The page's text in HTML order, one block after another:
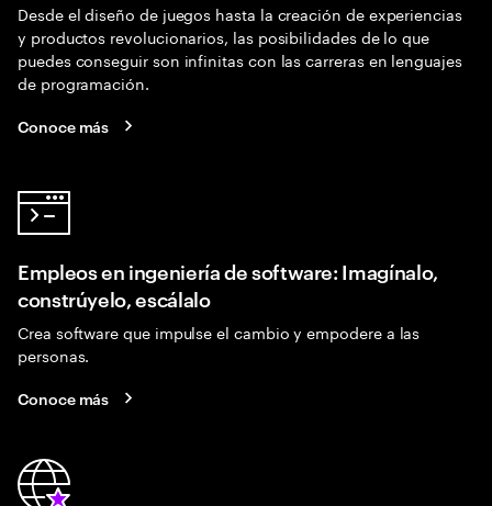
Desde el diseño de juegos hasta la creación de experiencias
y productos revolucionarios, las posibilidades de lo que
puedes conseguir son infinitas con las carreras en lenguajes
de programación.
Conoce más
Empleos en ingeniería de software: Imagínalo,
constrúyelo, escálalo
Crea software que impulse el cambio y empodere a las
personas.
Conoce más